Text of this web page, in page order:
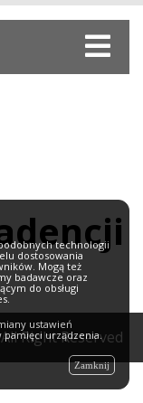
Right Reserved
technologii
dostosowania
Mogą też
badawcze oraz
do obsługi
ustawień
pamięci urządzenia.
Zamknij